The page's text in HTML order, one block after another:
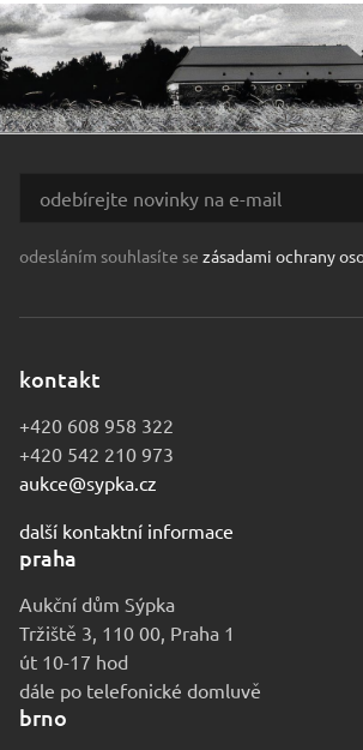
odesláním souhlasíte se zásadami ochrany
kontakt
+420 608 958 322
+420 542 210 973
aukce@sypka.cz
další kontaktní informace
praha
Aukční dům Sýpka
Tržiště 3, 110 00, Praha 1
út 10-17 hod
dále po telefonické domluvě
brno